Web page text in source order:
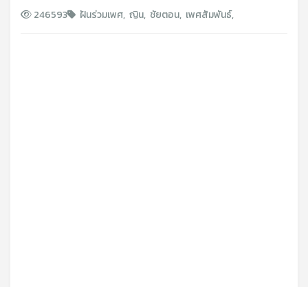
246593 ฝันร่วมเพศ, ญิน, ชัยตอน, เพศสัมพันธ์,